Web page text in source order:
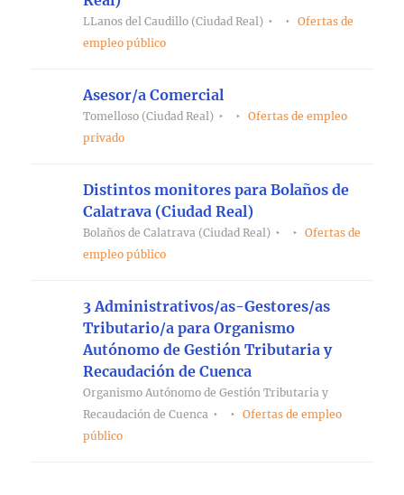
LLanos del Caudillo (Ciudad Real)
Ofertas de
empleo público
Asesor/a Comercial
Tomelloso (Ciudad Real)
Ofertas de empleo
privado
Distintos monitores para Bolaños de
Calatrava (Ciudad Real)
Bolaños de Calatrava (Ciudad Real)
Ofertas de
empleo público
3 Administrativos/as-Gestores/as
Tributario/a para Organismo
Autónomo de Gestión Tributaria y
Recaudación de Cuenca
Organismo Autónomo de Gestión Tributaria y
Recaudación de Cuenca
Ofertas de empleo
público